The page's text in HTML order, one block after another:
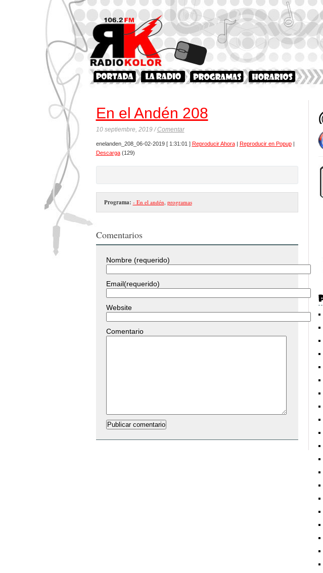
En el Andén 208
10 septiembre, 2019 /Comentar
enelanden_208_06-02-2019 [ 1:31:01 ] Reproducir Ahora| Reproducir en Popup|
Descarga(129)
Programa: - En el andén, programas
Comentarios
Nombre (requerido)
Email(requerido)
Website
Comentario